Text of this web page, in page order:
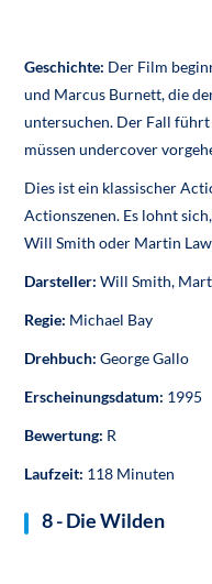
Geschichte: Der Film
und Marcus Burnett, die
untersuchen. Der Fall
müssen undercover
Dies ist ein klassischer
Actionszenen. Es lohnt
Will Smith oder Martin
Darsteller:Will Smith,
Regie: Michael Bay
Drehbuch:George Gallo
Erscheinungsdatum: 1995
Bewertung: R
Laufzeit: 118 Minuten
8 - Die Wilden